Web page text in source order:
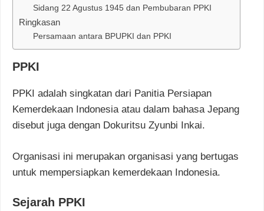
Sidang 22 Agustus 1945 dan Pembubaran PPKI
Ringkasan
Persamaan antara BPUPKI dan PPKI
PPKI
PPKI adalah singkatan dari Panitia Persiapan
Kemerdekaan Indonesia atau dalam bahasa Jepang
disebut juga dengan Dokuritsu Zyunbi Inkai.
Organisasi ini merupakan organisasi yang bertugas
untuk mempersiapkan kemerdekaan Indonesia.
Sejarah PPKI